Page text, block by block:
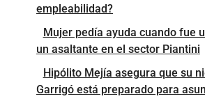
empleabilidad?
Mujer pedía ayuda cuando fue
un asaltante en el sector Piantini
Hipólito Mejía asegura que su
Garrigó está preparado para